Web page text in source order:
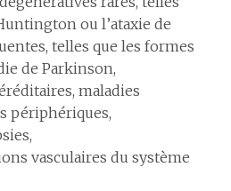
ou l’ataxie de
telles que les formes
de Parkinson,
maladies
périphériques,
vasculaires du système